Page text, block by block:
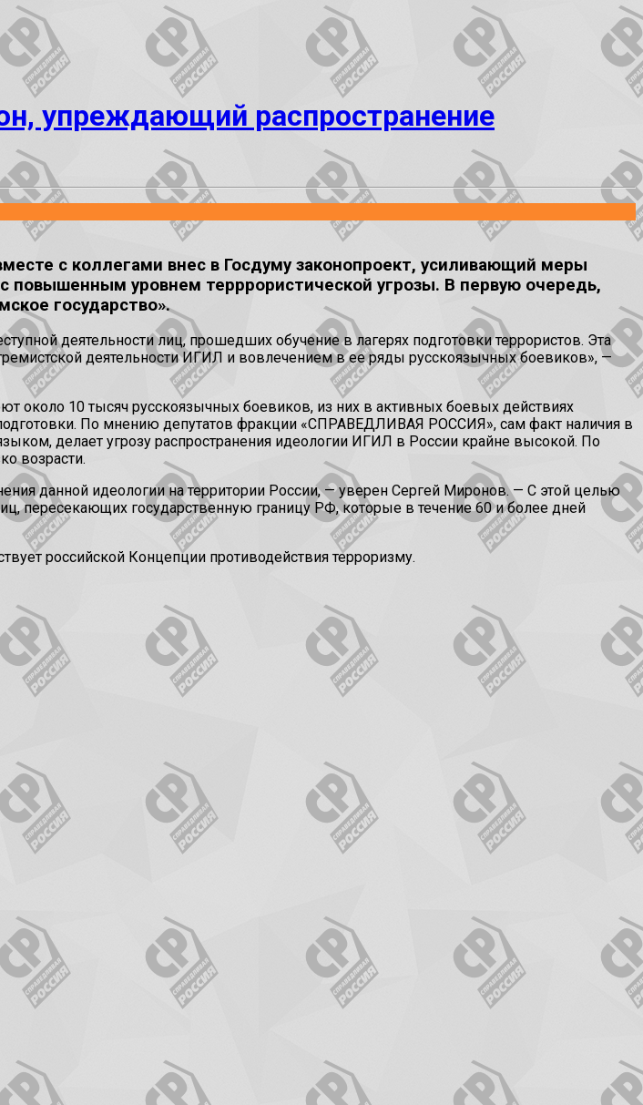
упреждающий распространение
с коллегами внес в Госдуму законопроект, усиливающий меры
повышенным уровнем терррористической угрозы. В первую очередь,
государство».
деятельности лиц, прошедших обучение в лагерях подготовки террористов. Эта
деятельности ИГИЛ и вовлечением в ее ряды русскоязычных боевиков», —
около 10 тысяч русскоязычных боевиков, из них в активных боевых действиях
По мнению депутатов фракции «СПРАВЕДЛИВАЯ РОССИЯ», сам факт наличия в
делает угрозу распространения идеологии ИГИЛ в России крайне высокой. По
возрасти.
данной идеологии на территории России, — уверен Сергей Миронов. — С этой целью
пересекающих государственную границу РФ, которые в течение 60 и более дней
российской Концепции противодействия терроризму.